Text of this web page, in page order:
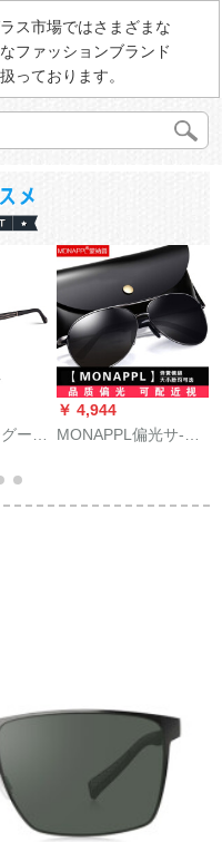
ス市場ではさまざまな
ファッションブランド
っております。
ーラ
ネH
￥ 4,944
MONAPPL偏光サ-ン
転手がメガネを运転